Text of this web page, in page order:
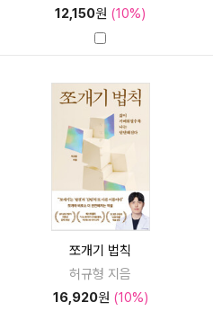
12,150원 (10%)
쪼개기 법칙
허규형 지음
16,920원 (10%)